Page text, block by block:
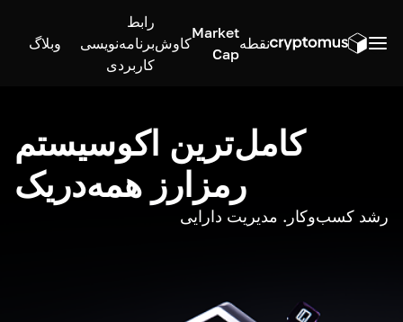
نقطه
Market
Cap
کاوش
رابط
برنامه‌نویسی
کاربردی
وبلاگ
کامل‌ترین اکوسیستم
رمزارز همه‌در‌یک
رشد کسب‌وکار. مدیریت دارایی